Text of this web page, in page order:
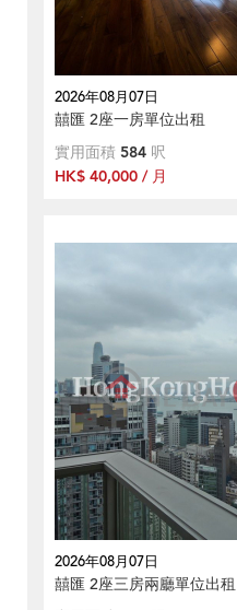
2026年08月07日
囍匯 2座一房單位出租
實用面積 584 呎
HK$ 40,000 / 月
2026年08月07日
囍匯 2座三房兩廳單位出租